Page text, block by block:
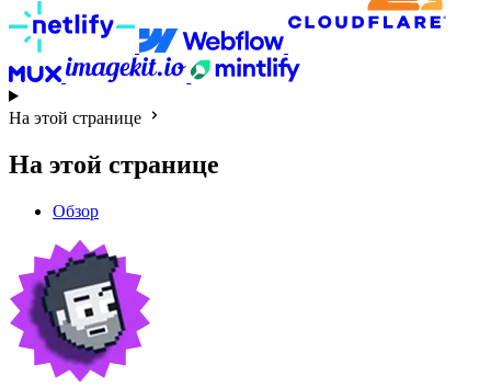
На этой странице
На этой странице
Обзор